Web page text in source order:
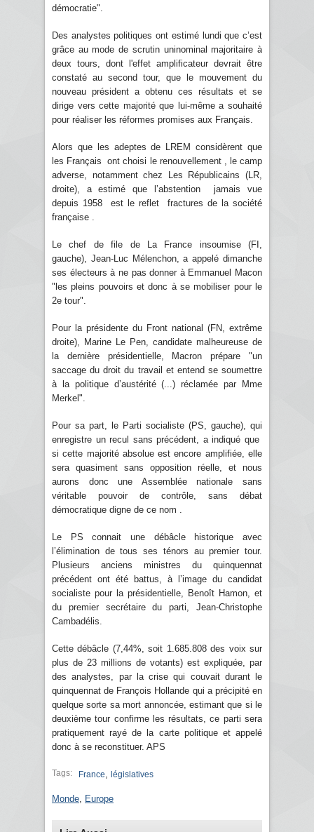
démocratie".
Des analystes politiques ont estimé lundi que c’est
grâce au mode de scrutin uninominal majoritaire à
deux tours, dont l'effet amplificateur devrait être
constaté au second tour, que le mouvement du
nouveau président a obtenu ces résultats et se
dirige vers cette majorité que lui-même a souhaité
pour réaliser les réformes promises aux Français.
Alors que les adeptes de LREM considèrent que
les Français ont choisi le renouvellement , le camp
adverse, notamment chez Les Républicains (LR,
droite), a estimé que l’abstention jamais vue
depuis 1958 est le reflet fractures de la société
française .
Le chef de file de La France insoumise (FI,
gauche), Jean-Luc Mélenchon, a appelé dimanche
ses électeurs à ne pas donner à Emmanuel Macon
"les pleins pouvoirs et donc à se mobiliser pour le
2e tour".
Pour la présidente du Front national (FN, extrême
droite), Marine Le Pen, candidate malheureuse de
la dernière présidentielle, Macron prépare "un
saccage du droit du travail et entend se soumettre
à la politique d’austérité (...) réclamée par Mme
Merkel".
Pour sa part, le Parti socialiste (PS, gauche), qui
enregistre un recul sans précédent, a indiqué que
si cette majorité absolue est encore amplifiée, elle
sera quasiment sans opposition réelle, et nous
aurons donc une Assemblée nationale sans
véritable pouvoir de contrôle, sans débat
démocratique digne de ce nom .
Le PS connait une débâcle historique avec
l’élimination de tous ses ténors au premier tour.
Plusieurs anciens ministres du quinquennat
précédent ont été battus, à l’image du candidat
socialiste pour la présidentielle, Benoît Hamon, et
du premier secrétaire du parti, Jean-Christophe
Cambadélis.
Cette débâcle (7,44%, soit 1.685.808 des voix sur
plus de 23 millions de votants) est expliquée, par
des analystes, par la crise qui couvait durant le
quinquennat de François Hollande qui a précipité en
quelque sorte sa mort annoncée, estimant que si le
deuxième tour confirme les résultats, ce parti sera
pratiquement rayé de la carte politique et appelé
donc à se reconstituer. APS
Tags: France législatives
Monde Europe